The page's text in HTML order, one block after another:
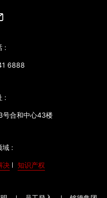
:
6888
:
号合和中心43楼
域 :
决 知识产权